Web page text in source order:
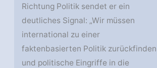
Richtung Politik sendet er ein
deutliches Signal: „Wir müssen
international zu einer
faktenbasierten Politik zurückfinden
und politische Eingriffe in die